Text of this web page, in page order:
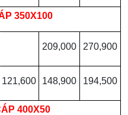
350X100
209,000 270,900
121,600 148,900 194,500
400X50